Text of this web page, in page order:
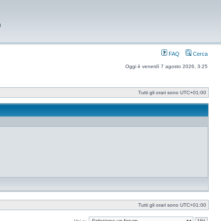
FAQ Cerca
Oggi è venerdì 7 agosto 2026, 3:25
Tutti gli orari sono UTC+01:00
Tutti gli orari sono UTC+01:00